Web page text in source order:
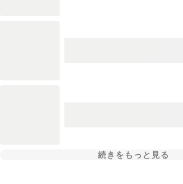
続きをもっと見る